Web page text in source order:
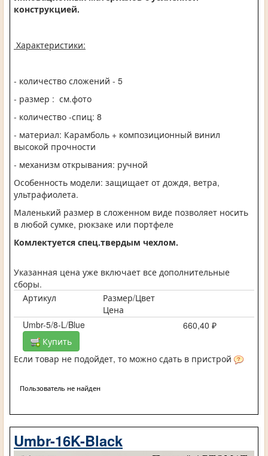
конструкцией.
Характеристики:
- количество сложений - 5
- размер : см.фото
- количество -спиц: 8
- материал: Карамболь + композиционный винил
высокой прочности
- механизм открывания: ручной
Особенность модели: защищает от дождя, ветра,
ультрафиолета.
Маленький размер в сложенном виде позволяет носить
в любой сумке, рюкзаке или портфеле
Комлектуется спец.твердым чехлом.
Указанная цена уже включает все дополнительные
сборы.
Артикул
Размер/Цвет
Цена
Umbr-5/8-L/Blue
660,40 ₽
Купить
Если товар не подойдет, то можно сдать в пристрой
Пользователь не найден
Umbr-16K-Black